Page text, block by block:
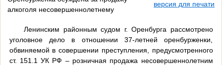
алкоголя несовершеннолетнему
версия для печати
Ленинским районным судом г. Оренбурга рассмотрено
уголовное дело в отношении 37-летней оренбурженки,
обвиняемой в совершении преступления, предусмотренного
ст. 151.1 УК РФ – розничная продажа несовершеннолетним